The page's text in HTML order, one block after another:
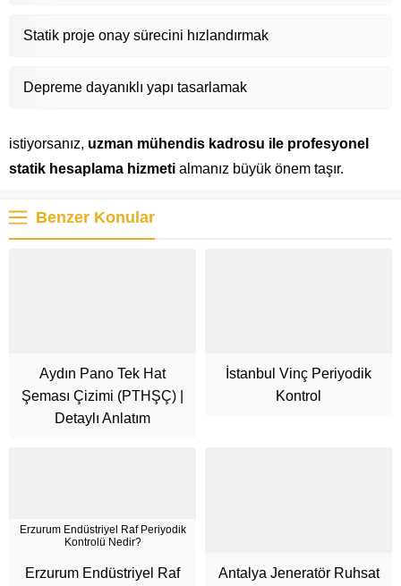
Statik proje onay sürecini hızlandırmak
Depreme dayanıklı yapı tasarlamak
istiyorsanız, uzman mühendis kadrosu ile profesyonel
statik hesaplama hizmeti almanız büyük önem taşır.
Benzer Konular
Aydın Pano Tek Hat
Şeması Çizimi (PTHŞÇ) |
Detaylı Anlatım
İstanbul Vinç Periyodik
Kontrol
Erzurum Endüstriyel Raf Periyodik
Kontrolü Nedir?
Erzurum Endüstriyel Raf Antalya Jeneratör Ruhsat
Cüneyt Bey